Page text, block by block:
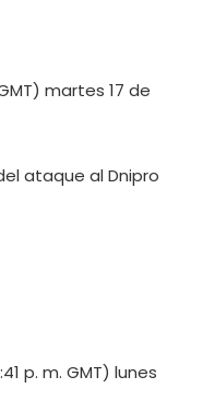
martes 17 de
p. m. GMT) lunes